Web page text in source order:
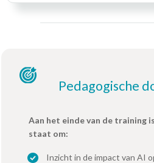
Pedagogische
Aan het einde van de training
staat om:
Inzicht in de impact van AI